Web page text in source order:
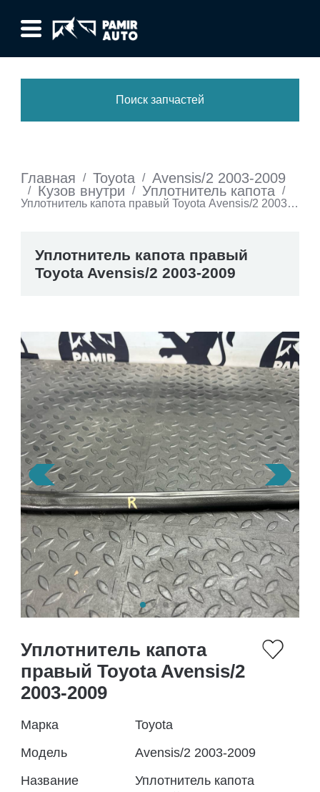
Поиск запчастей
Главная / Toyota / Avensis/2 2003-2009
/ Кузов внутри / Уплотнитель капота /
Уплотнитель капота правый Toyota Avensis/2 2003-
Уплотнитель капота правый
Toyota Avensis/2 2003-2009
Уплотнитель капота
правый Toyota Avensis/2
2003-2009
Марка
Toyota
Модель
Avensis/2 2003-2009
Название
Уплотнитель капота